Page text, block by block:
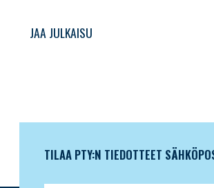
JAA JULKAISU
TILAA PTY:N TIEDOTTEET